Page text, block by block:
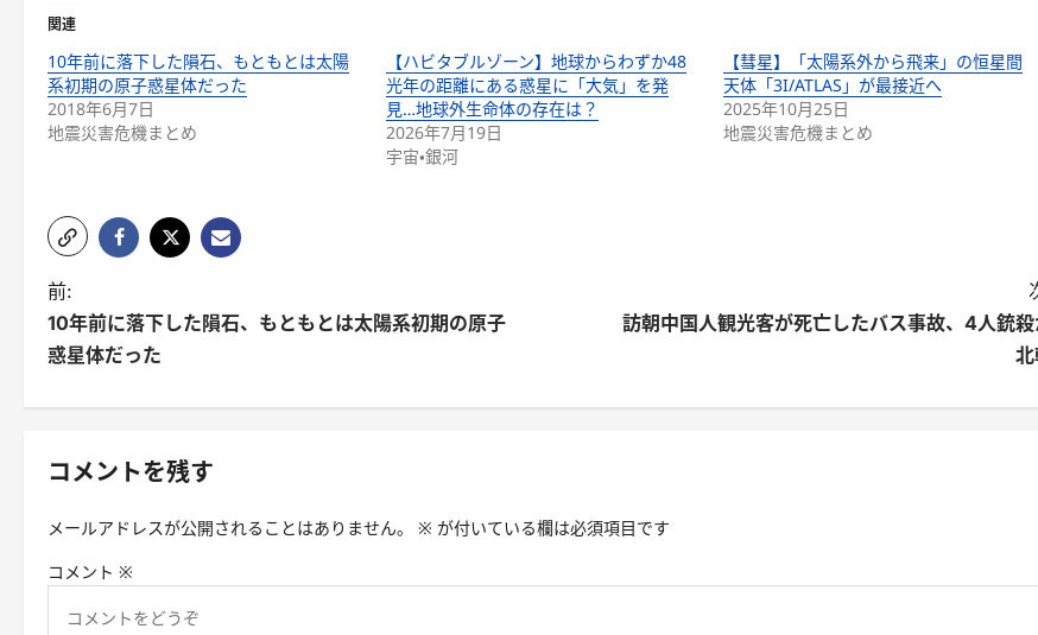
関連
10年前に落下した隕石、もともとは太陽
系初期の原子惑星体だった
2018年6月7日
地震災害危機まとめ
【ハビタブルゾーン】地球からわずか48
光年の距離にある惑星に「大気」を発
見…地球外生命体の存在は？
2026年7月19日
宇宙・銀河
【彗星】「太陽系外から飛来」の恒星間
天体「3I/ATLAS」が最接近へ
2025年10月25日
地震災害危機まとめ
前:
10年前に落下した隕石、もともとは太陽系初期の原子
惑星体だった
訪朝中国人観光客が死亡したバス事故、4人銃殺
コメントを残す
メールアドレスが公開されることはありません。 ※ が付いている欄は必須項目です
コメント ※